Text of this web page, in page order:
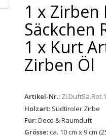
1 x Zirben
Säckchen
1 x Kurt
Zirben Öl
Artikel-Nr.:
Holzart: Südtiroler Zirbe
Für:Deco & Raumduft
Grösse:ca. 10 cm x 9 cm